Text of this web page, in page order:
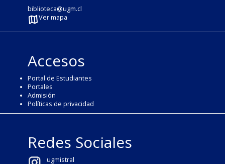
biblioteca@ugm.cl
Ver mapa
Accesos
Portal de Estudiantes
Portales
Admisión
Políticas de privacidad
Redes Sociales
ugmistral